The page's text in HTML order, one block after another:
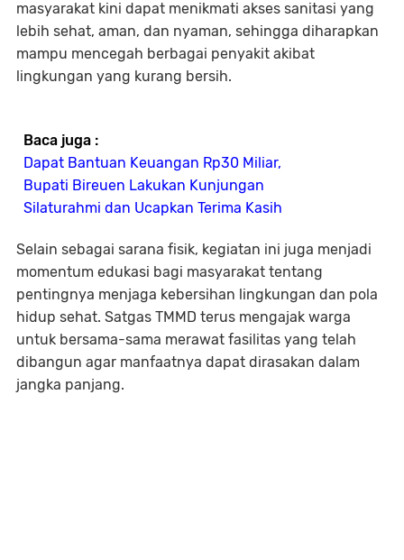
masyarakat kini dapat menikmati akses sanitasi yang
lebih sehat, aman, dan nyaman, sehingga diharapkan
mampu mencegah berbagai penyakit akibat
lingkungan yang kurang bersih.
Baca juga :
Dapat Bantuan Keuangan Rp30 Miliar,
Bupati Bireuen Lakukan Kunjungan
Silaturahmi dan Ucapkan Terima Kasih
Selain sebagai sarana fisik, kegiatan ini juga menjadi
momentum edukasi bagi masyarakat tentang
pentingnya menjaga kebersihan lingkungan dan pola
hidup sehat. Satgas TMMD terus mengajak warga
untuk bersama-sama merawat fasilitas yang telah
dibangun agar manfaatnya dapat dirasakan dalam
jangka panjang.